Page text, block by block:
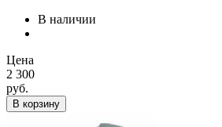
В наличии
Цена
2 300
руб.
В корзину